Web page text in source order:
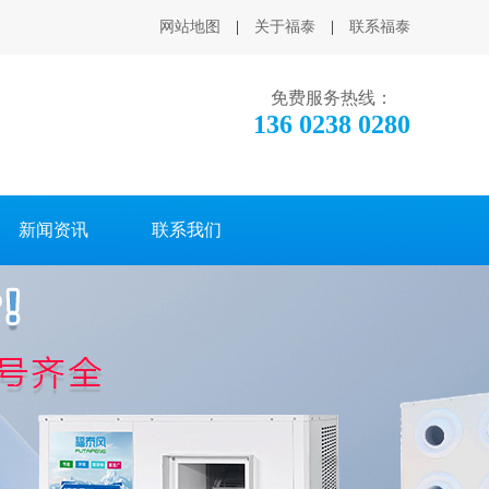
网站地图 关于福泰 联系福泰
免费服务热线：
136 0238 0280
新闻资讯 联系我们